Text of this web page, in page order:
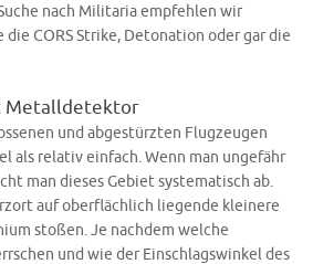
nach Militaria empfehlen wir
CORS Strike, Detonation oder gar die
Metalldetektor
und abgestürzten Flugzeugen
als relativ einfach. Wenn man ungefähr
man dieses Gebiet systematisch ab.
auf oberflächlich liegende kleinere
stoßen. Je nachdem welche
und wie der Einschlagswinkel des